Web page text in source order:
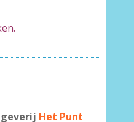
Het Punt